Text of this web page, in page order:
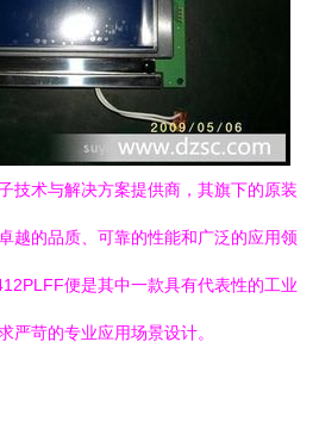
技术与解决方案提供商，其旗下的原装
越的品质、可靠的性能和广泛的应用领
便是其中一款具有代表性的工业
严苛的专业应用场景设计。